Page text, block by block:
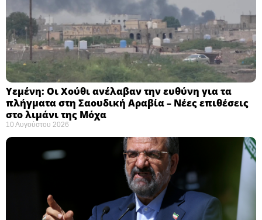
Υεμένη: Οι Χούθι ανέλαβαν την ευθύνη για τα
πλήγματα στη Σαουδική Αραβία – Νέες επιθέσεις
στο λιμάνι της Μόχα ​
10 Αυγούστου 2026